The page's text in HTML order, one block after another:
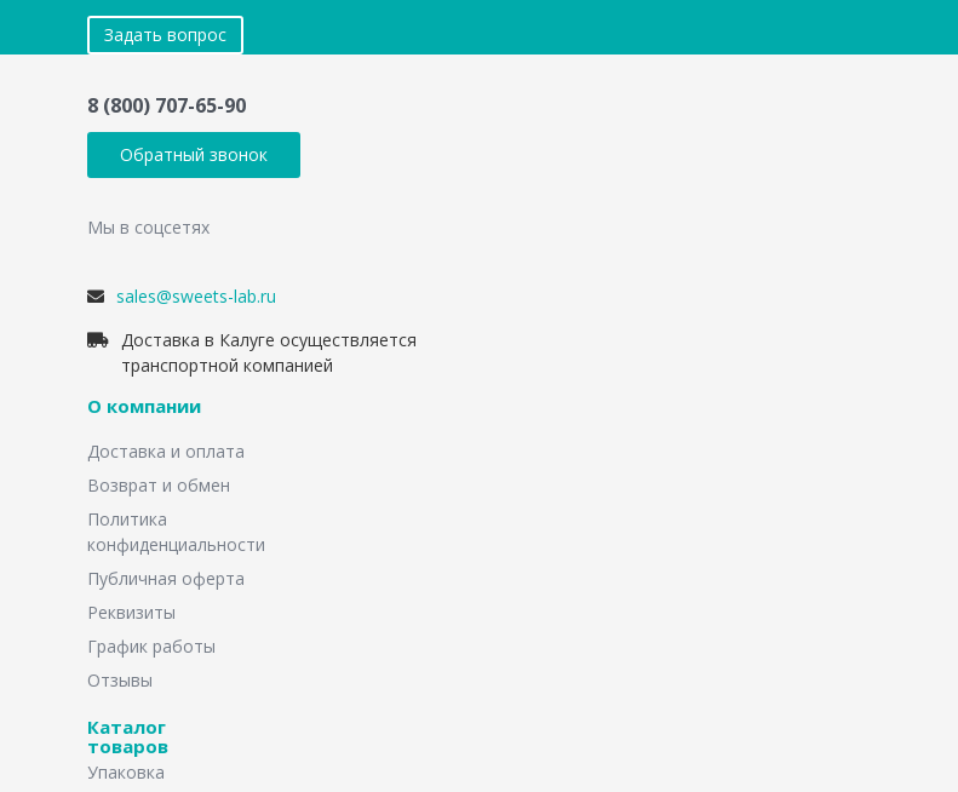
Задать вопрос
8 (800) 707-65-90
Обратный звонок
Мы в соцсетях
sales@sweets-lab.ru
Доставка в Калуге осуществляется
транспортной компанией
О компании
Доставка и оплата
Возврат и обмен
Политика
конфиденциальности
Публичная оферта
Реквизиты
График работы
Отзывы
Каталог
товаров
Упаковка